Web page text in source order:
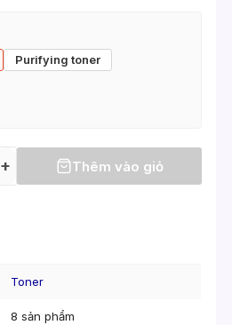
Purifying toner
+ Thêm vào giỏ
Toner
8 sản phẩm